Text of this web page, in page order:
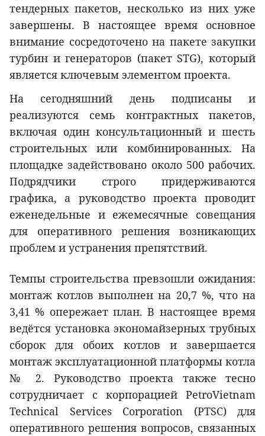
тендерных пакетов, несколько из них уже
завершены. В настоящее время основное
внимание сосредоточено на пакете закупки
турбин и генераторов (пакет STG), который
является ключевым элементом проекта.
На сегодняшний день подписаны и
реализуются семь контрактных пакетов,
включая один консультационный и шесть
строительных или комбинированных. На
площадке задействовано около 500 рабочих.
Подрядчики строго придерживаются
графика, а руководство проекта проводит
еженедельные и ежемесячные совещания
для оперативного решения возникающих
проблем и устранения препятствий.
Темпы строительства превзошли ожидания:
монтаж котлов выполнен на 20,7 %, что на
3,41 % опережает план. В настоящее время
ведётся установка экономайзерных трубных
сборок для обоих котлов и завершается
монтаж эксплуатационной платформы котла
№ 2. Руководство проекта также тесно
сотрудничает с корпорацией PetroVietnam
Technical Services Corporation (PTSC) для
оперативного решения вопросов, связанных